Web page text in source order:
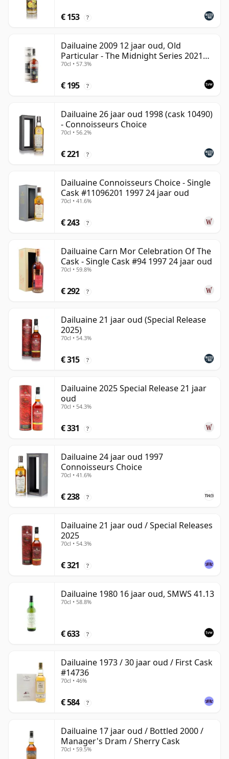
€ 153 ?
Dailuaine 2009 12 jaar oud, Old
Particular - The Midnight Series 2021
Bottling
70cl • 57.3%
€ 195 ?
Dailuaine 26 jaar oud 1998 (cask 10490)
- Connoisseurs Choice
70cl • 56.2%
€ 221 ?
Dailuaine Connoisseurs Choice - Single
Cask #11096201 1997 24 jaar oud
70cl • 41.6%
€ 243 ?
Dailuaine Carn Mor Celebration Of The
Cask - Single Cask #94 1997 24 jaar oud
70cl • 59.8%
€ 292 ?
Dailuaine 21 jaar oud (Special Release
2025)
70cl • 54.3%
€ 315 ?
Dailuaine 2025 Special Release 21 jaar
oud
70cl • 54.3%
€ 331 ?
Dailuaine 24 jaar oud 1997
Connoisseurs Choice
70cl • 41.6%
€ 238 ?
Dailuaine 21 jaar oud / Special Releases
2025
70cl • 54.3%
€ 321 ?
Dailuaine 1980 16 jaar oud, SMWS 41.13
70cl • 58.8%
€ 633 ?
Dailuaine 1973 / 30 jaar oud / First Cask
#14736
70cl • 46%
€ 584 ?
Dailuaine 17 jaar oud / Bottled 2000 /
Manager's Dram / Sherry Cask
70cl • 59.5%